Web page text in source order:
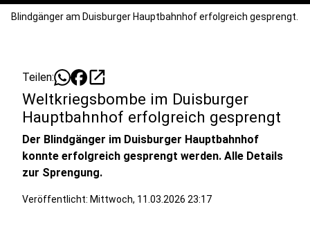
Blindgänger am Duisburger Hauptbahnhof erfolgreich gesprengt.
Teilen: open_in_new
Weltkriegsbombe im Duisburger
Hauptbahnhof erfolgreich gesprengt
Der Blindgänger im Duisburger Hauptbahnhof
konnte erfolgreich gesprengt werden. Alle Details
zur Sprengung.
Veröffentlicht: Mittwoch, 11.03.2026 23:17